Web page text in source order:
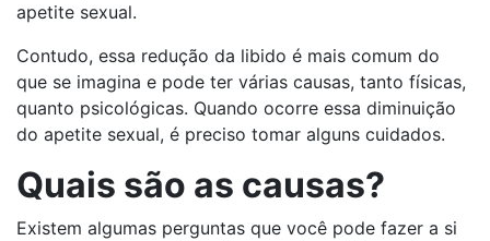
apetite sexual.
Contudo, essa redução da libido é mais comum do
que se imagina e pode ter várias causas, tanto físicas,
quanto psicológicas. Quando ocorre essa diminuição
do apetite sexual, é preciso tomar alguns cuidados.
Quais são as causas?
Existem algumas perguntas que você pode fazer a si